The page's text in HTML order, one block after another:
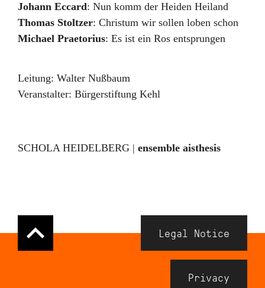
Johann Eccard: Nun komm der Heiden Heiland
Thomas Stoltzer: Christum wir sollen loben schon
Michael Praetorius: Es ist ein Ros entsprungen
Leitung: Walter Nußbaum
Veranstalter: Bürgerstiftung Kehl
SCHOLA HEIDELBERG | ensemble aisthesis
Navigation
Meta
Footer
Legal Notice
Privacy